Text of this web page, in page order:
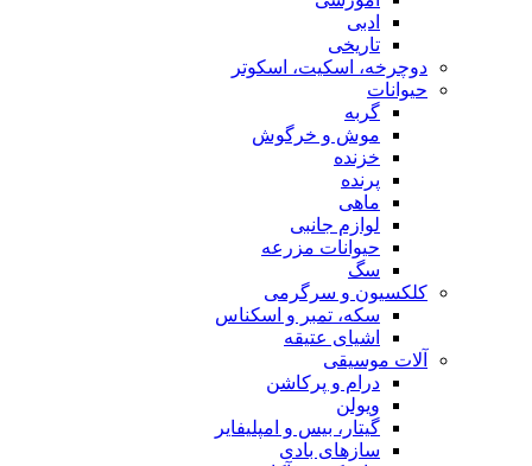
ادبی
تاریخی
دوچرخه، اسکیت، اسکوتر
حیوانات
گربه
موش و خرگوش
خزنده
پرنده
ماهی
لوازم جانبی
حیوانات مزرعه
سگ
کلکسیون و سرگرمی
سکه، تمبر و اسکناس
اشیای عتیقه
آلات موسیقی
درام و پرکاشن
ویولن
گیتار، بیس و امپلیفایر
سازهای بادی